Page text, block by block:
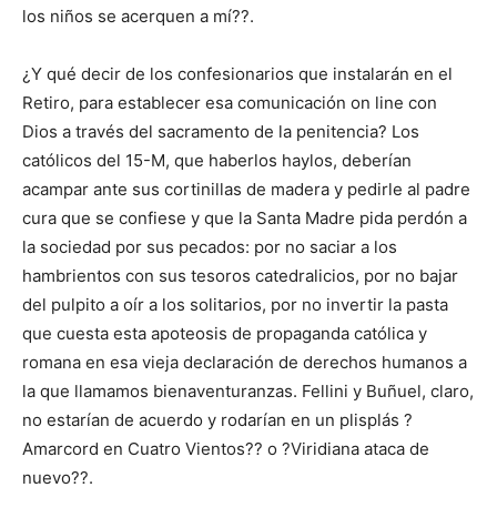
los niños se acerquen a mí??.
¿Y qué decir de los confesionarios que instalarán en el
Retiro, para establecer esa comunicación on line con
Dios a través del sacramento de la penitencia? Los
católicos del 15-M, que haberlos haylos, deberían
acampar ante sus cortinillas de madera y pedirle al padre
cura que se confiese y que la Santa Madre pida perdón a
la sociedad por sus pecados: por no saciar a los
hambrientos con sus tesoros catedralicios, por no bajar
del pulpito a oír a los solitarios, por no invertir la pasta
que cuesta esta apoteosis de propaganda católica y
romana en esa vieja declaración de derechos humanos a
la que llamamos bienaventuranzas. Fellini y Buñuel, claro,
no estarían de acuerdo y rodarían en un plisplás ?
Amarcord en Cuatro Vientos?? o ?Viridiana ataca de
nuevo??.